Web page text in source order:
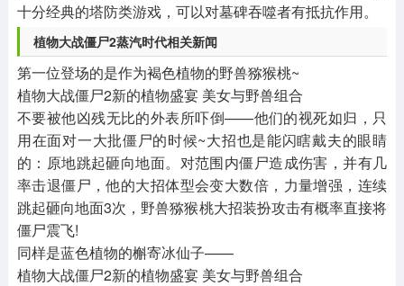
十分经典的塔防类游戏，可以对墓碑吞噬者有抵抗作用。
植物大战僵尸2蒸汽时代相关新闻
第一位登场的是作为褐色植物的野兽猕猴桃~
植物大战僵尸2新的植物盛宴 美女与野兽组合
不要被他凶残无比的外表所吓倒——他们的视死如归，只
用在面对一大批僵尸的时候~大招也是能闪瞎戴夫的眼睛
的：原地跳起砸向地面。对范围内僵尸造成伤害，并有几
率击退僵尸，他的大招体型会变大数倍，力量增强，连续
跳起砸向地面3次，野兽猕猴桃大招装扮攻击有概率直接将
僵尸震飞!
同样是蓝色植物的槲寄冰仙子——
植物大战僵尸2新的植物盛宴 美女与野兽组合